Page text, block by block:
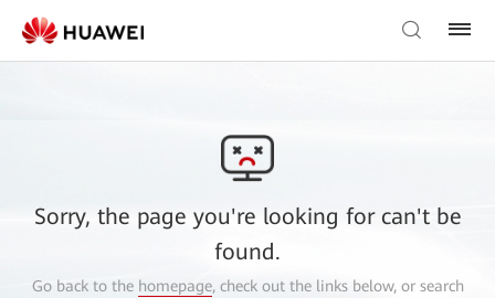
Sorry, the page you're looking for can't be
found.
Go back to the homepage, check out the links below, or search